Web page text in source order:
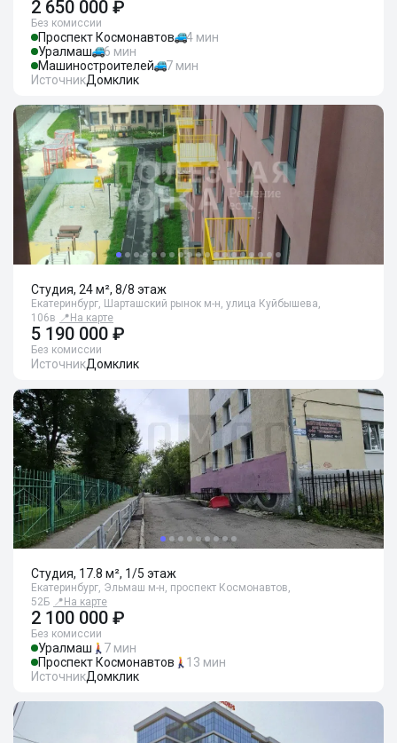
2 650 000 ₽
Без комиссии
Проспект Космонавтов
4 мин
Уралмаш
6 мин
Машиностроителей
7 мин
ИсточникДомклик
Студия, 24 м², 8/8 этаж
Екатеринбург, Шарташский рынок м-н, улица Куйбышева,
106в 📍 На карте
5 190 000 ₽
Без комиссии
ИсточникДомклик
Студия, 17.8 м², 1/5 этаж
Екатеринбург, Эльмаш м-н, проспект Космонавтов,
52Б 📍 На карте
2 100 000 ₽
Без комиссии
Уралмаш
7 мин
Проспект Космонавтов
13 мин
ИсточникДомклик